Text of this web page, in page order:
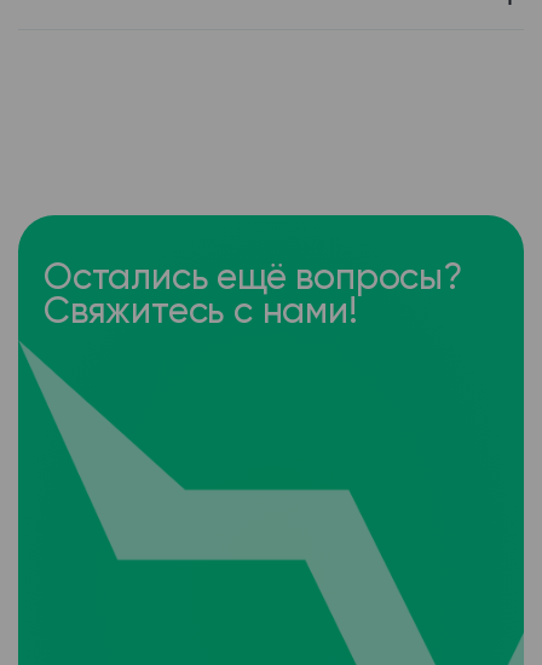
Остались ещё вопросы?
Свяжитесь с нами!